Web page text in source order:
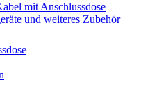
mit Anschlussdose
und weiteres Zubehör